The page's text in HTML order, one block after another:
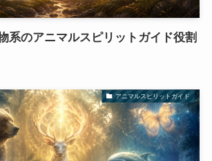
系のアニマルスピリットガイド役割
アニマルスピリットガイド